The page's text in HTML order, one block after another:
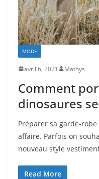
MODE
avril 6, 2021 Mathys
Comment
dinosaures
Préparer sa garde-robe
affaire. Parfois on
nouveau style
Read More